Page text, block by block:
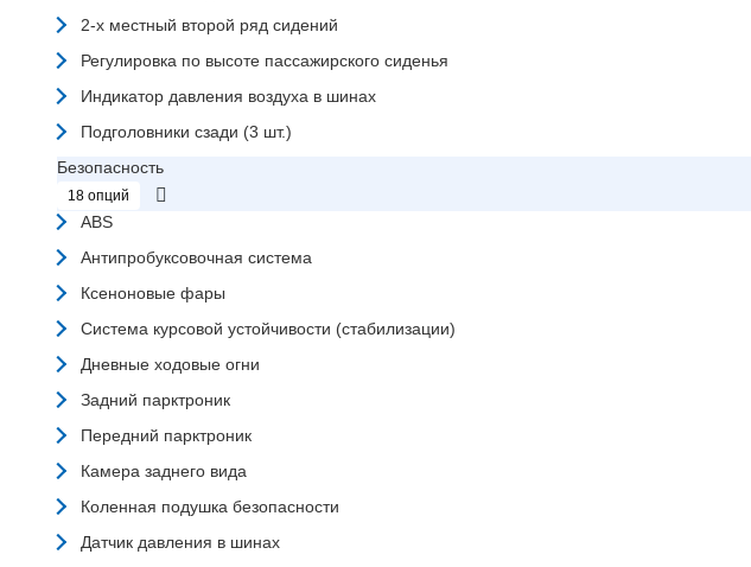
2-х местный второй ряд сидений
Регулировка по высоте пассажирского сиденья
Индикатор давления воздуха в шинах
Подголовники сзади (3 шт.)
Безопасность
18 опций
ABS
Антипробуксовочная система
Ксеноновые фары
Система курсовой устойчивости (стабилизации)
Дневные ходовые огни
Задний парктроник
Передний парктроник
Камера заднего вида
Коленная подушка безопасности
Датчик давления в шинах